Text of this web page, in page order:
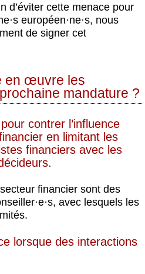
d’éviter cette menace pour
·s européen·ne·s, nous
de signer cet
en œuvre les
mandature ?
contrer l’influence
en limitant les
financiers avec les
financier sont des
·e·s, avec lesquels les
lorsque des interactions